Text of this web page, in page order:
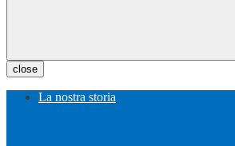
close
La nostra storia